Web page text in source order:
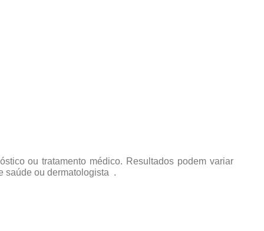
ou tratamento médico. Resultados podem variar
saúde ou dermatologista .